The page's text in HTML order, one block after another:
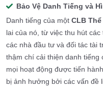
Bảo Vệ Danh Tiếng và
Danh tiếng của một CLB
lai của nó, từ việc thu hút
các nhà đầu tư và đối tác tài
thậm chí cải thiện danh tiếng
mọi hoạt động được tiến
bị ảnh hưởng bởi các vấn đề